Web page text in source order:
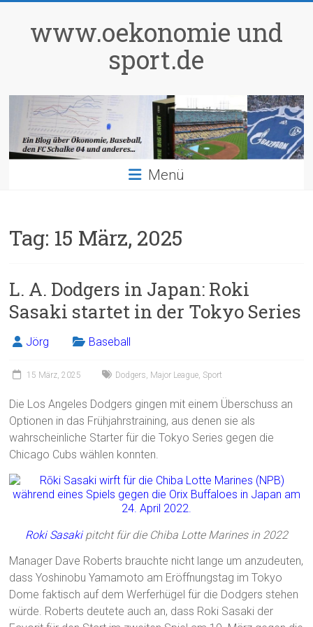
springenwww.oekonomie und
sport.de
Menü
Tag: 15 März, 2025
L. A. Dodgers in Japan: Roki
Sasaki startet in der Tokyo Series
Jörg Baseball
15 März, 2025 Dodgers, Major League, Sport
Die Los Angeles Dodgers gingen mit einem Überschuss an
Optionen in das Frühjahrstraining, aus denen sie als
wahrscheinliche Starter für die Tokyo Series gegen die
Chicago Cubs wählen konnten.
Roki Sasakipitcht für die Chiba Lotte Marines in 2022
Manager Dave Roberts brauchte nicht lange um anzudeuten,
dass Yoshinobu Yamamoto am Eröffnungstag im Tokyo
Dome faktisch auf dem Werferhügel für die Dodgers stehen
würde. Roberts deutete auch an, dass Roki Sasaki der